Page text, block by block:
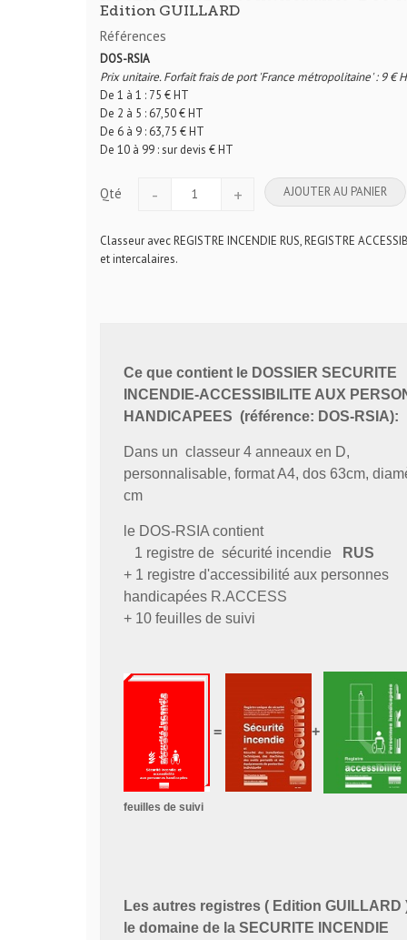
Edition GUILLARD
Références
DOS-RSIA
Prix unitaire. Forfait frais de port 'France métropolitaine' : 9 €
De 1 à 1 : 75 € HT
De 2 à 5 : 67,50 € HT
De 6 à 9 : 63,75 € HT
De 10 à 99 : sur devis € HT
Qté - + AJOUTER AU PANIER
Classeur avec REGISTRE INCENDIE RUS, REGISTRE
et intercalaires.
Ce que contient le DOSSIER SECURITE
INCENDIE-ACCESSIBILITE AUX
HANDICAPEES (référence: DOS-RSIA):
Dans un classeur 4 anneaux en D,
personnalisable, format A4, dos 63cm,
cm
le DOS-RSIA contient
1 registre de sécurité incendie
RUS
+ 1 registre d'accessibilité aux personnes
handicapées R.ACCESS
+ 10 feuilles de suivi
= +
feuilles de suivi
Les autres registres ( Edition GUILLARD
le domaine de la SECURITE INCENDIE